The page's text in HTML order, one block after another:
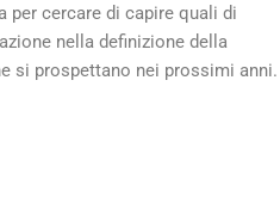
per cercare di capire quali di
nella definizione della
si prospettano nei prossimi anni.